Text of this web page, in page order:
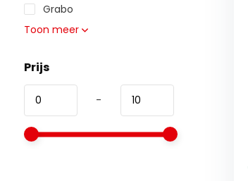
Grabo
Toon meer
Prijs
-